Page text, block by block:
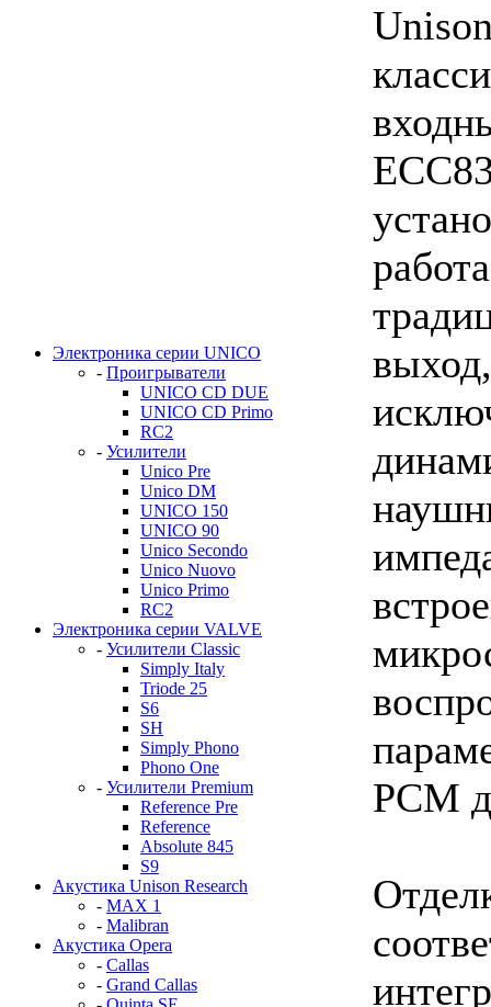
Электроника серии UNICO
- Проигрыватели
UNICO CD DUE
UNICO CD Primo
RC2
- Усилители
Unico Pre
Unico DM
UNICO 150
UNICO 90
Unico Secondo
Unico Nuovo
Unico Primo
RC2
Электроника серии VALVE
- Усилители Classic
Simply Italy
Triode 25
S6
SH
Simply Phono
Phono One
- Усилители Premium
Reference Pre
Reference
Absolute 845
S9
Акустика Unison Research
- MAX 1
- Malibran
Акустика Opera
- Callas
- Grand Callas
PCM